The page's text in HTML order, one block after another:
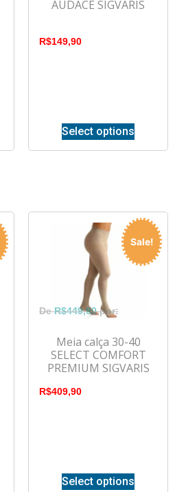
AUDACE SIGVARIS
R$149,90
Select options
Sale!
Meia calça 30-40
SELECT COMFORT
PREMIUM SIGVARIS
R$449,90
R$409,90
Select options